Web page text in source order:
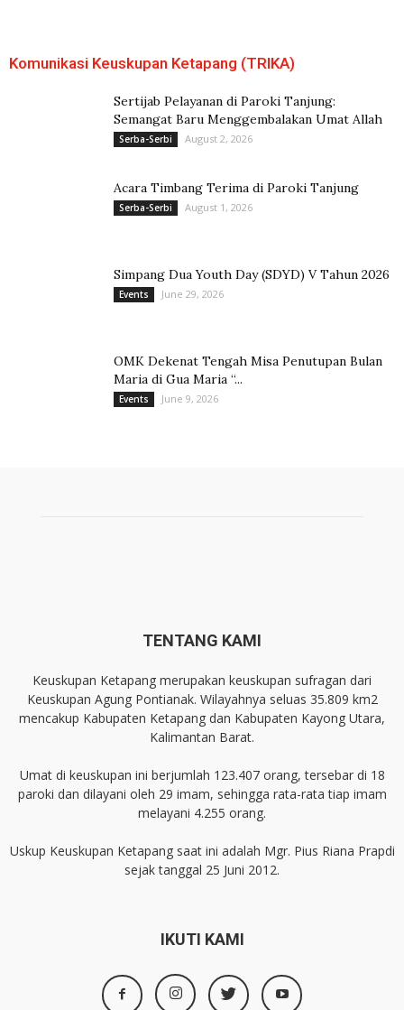
Komunikasi Keuskupan Ketapang (TRIKA)
Sertijab Pelayanan di Paroki Tanjung:
Semangat Baru Menggembalakan Umat Allah
Serba-Serbi August 2, 2026
Acara Timbang Terima di Paroki Tanjung
Serba-Serbi August 1, 2026
Simpang Dua Youth Day (SDYD) V Tahun 2026
Events June 29, 2026
OMK Dekenat Tengah Misa Penutupan Bulan
Maria di Gua Maria “...
Events June 9, 2026
TENTANG KAMI
Keuskupan Ketapang merupakan keuskupan sufragan dari
Keuskupan Agung Pontianak. Wilayahnya seluas 35.809 km2
mencakup Kabupaten Ketapang dan Kabupaten Kayong Utara,
Kalimantan Barat.
Umat di keuskupan ini berjumlah 123.407 orang, tersebar di 18
paroki dan dilayani oleh 29 imam, sehingga rata-rata tiap imam
melayani 4.255 orang.
Uskup Keuskupan Ketapang saat ini adalah Mgr. Pius Riana Prapdi
sejak tanggal 25 Juni 2012.
IKUTI KAMI